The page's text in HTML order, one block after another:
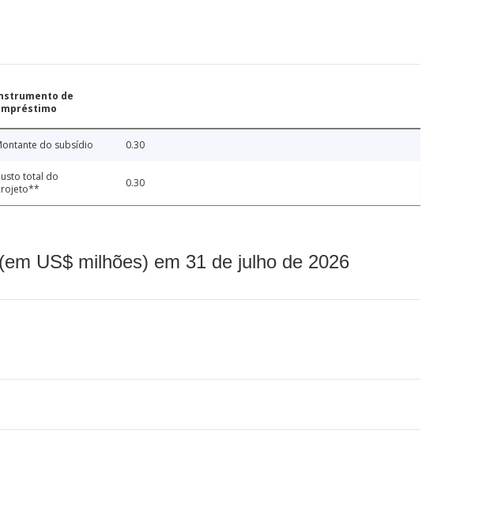
de
do subsídio 0.30
total do
0.30
US$ milhões) em 31 de julho de 2026